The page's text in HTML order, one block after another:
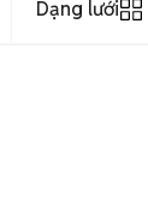
Dạng lưới